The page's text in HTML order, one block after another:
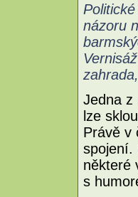
názoru
Jedna z
lze
Právě v
spojení.
některé
s